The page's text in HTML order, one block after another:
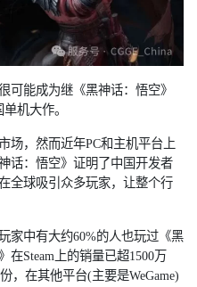
可能成为继《黑神话：悟空》
机大作。
场，然而近年PC和主机平台上
话：悟空》证明了中国开发者
全球吸引众多玩家，让整个行
家中有大约60%的人也玩过《黑
在Steam上的销量已超1500万
，在其他平台(主要是WeGame)